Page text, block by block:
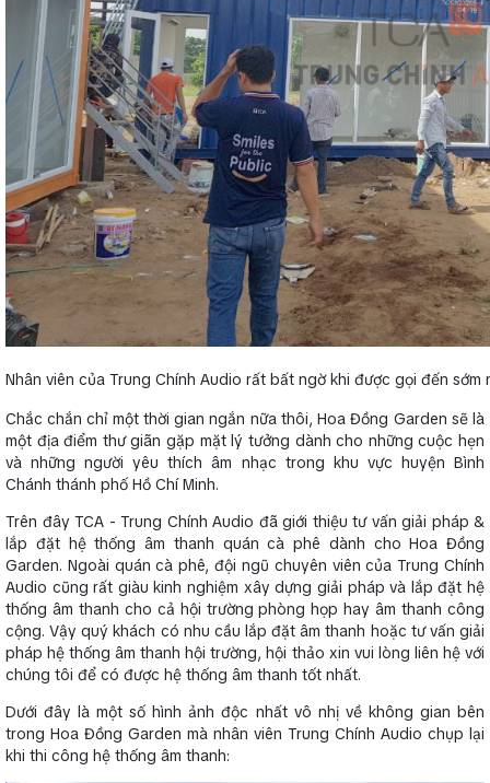
Nhân viên của Trung Chính Audio rất bất ngờ khi được gọi đến sớm
Chắc chắn chỉ một thời gian ngắn nữa thôi, Hoa Đồng Garden sẽ là
một địa điểm thư giãn gặp mặt lý tưởng dành cho những cuộc hẹn
và những người yêu thích âm nhạc trong khu vực huyện Bình
Chánh thánh phố Hồ Chí Minh.
Trên đây TCA - Trung Chính Audio đã giới thiệu tư vấn giải pháp &
lắp đặt hệ thống âm thanh quán cà phê dành cho Hoa Đồng
Garden. Ngoài quán cà phê, đội ngũ chuyên viên của Trung Chính
Audio cũng rất giàu kinh nghiệm xây dựng giải pháp và lắp đặt hệ
thống âm thanh cho cả hội trường phòng họp hay âm thanh công
cộng. Vậy quý khách có nhu cầu lắp đặt âm thanh hoặc tư vấn giải
pháp hệ thống âm thanh hội trường, hội thảo xin vui lòng liên hệ với
chúng tôi để có được hệ thống âm thanh tốt nhất.
Dưới đây là một số hình ảnh độc nhất vô nhị về không gian bên
trong Hoa Đồng Garden mà nhân viên Trung Chính Audio chụp lại
khi thi công hệ thống âm thanh: